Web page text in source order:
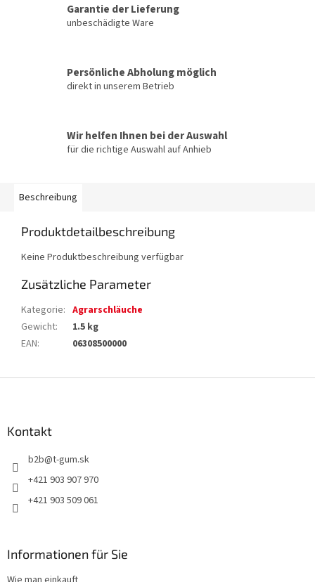
Garantie der Lieferung
unbeschädigte Ware
Persönliche Abholung möglich
direkt in unserem Betrieb
Wir helfen Ihnen bei der Auswahl
für die richtige Auswahl auf Anhieb
Beschreibung
Produktdetailbeschreibung
Keine Produktbeschreibung verfügbar
Zusätzliche Parameter
Kategorie: Agrarschläuche
Gewicht:
1.5 kg
EAN: 06308500000
Kontakt
b2b@t-gum.sk
+421 903 907 970
+421 903 509 061
Informationen für Sie